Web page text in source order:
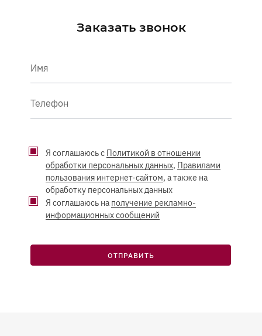
Заказать звонок
Имя
Телефон
Я соглашаюсь с Политикой в отношении
обработки персональных данных, Правилами
пользования интернет-сайтом, а также на
обработку персональных данных
Я соглашаюсь на получение рекламно-
информационных сообщений
ОТПРАВИТЬ